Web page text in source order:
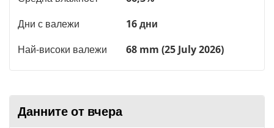
Дни с валежи
16 дни
Най-високи валежи
68 mm (25 July 2026)
Данните от вчера